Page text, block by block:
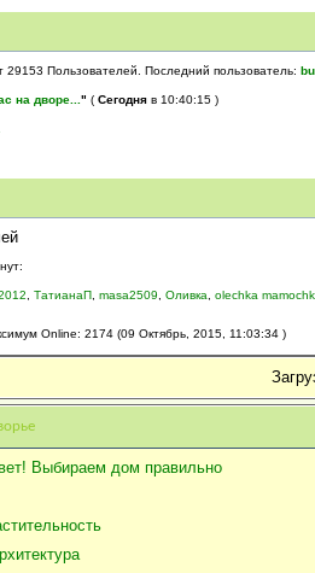
Пользователей. Последний пользователь:
на дворе..." ( Сегодня в 10:40:15 )
, ТатианаП, masa2509, Оливка, olechka
Online: 2174 (09 Октябрь, 2015, 11:03:34 )
Выбираем дом правильно